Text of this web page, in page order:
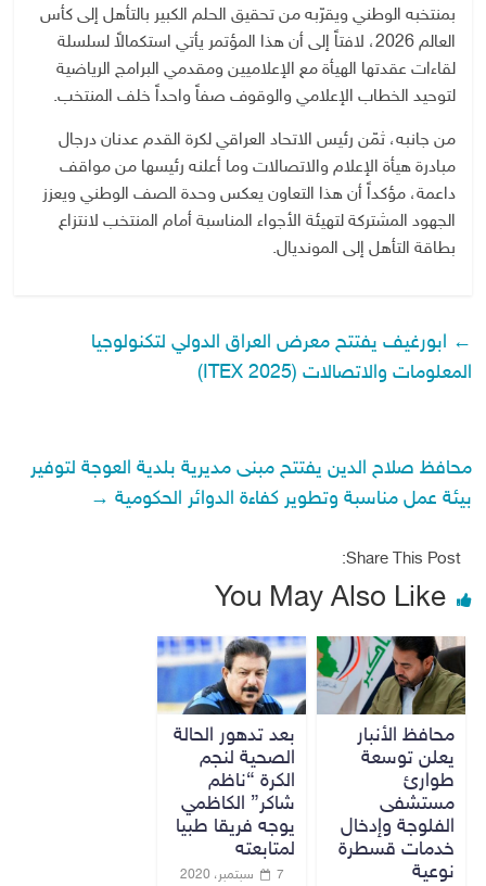
بمنتخبه الوطني ويقرّبه من تحقيق الحلم الكبير بالتأهل إلى كأس
العالم 2026، لافتاً إلى أن هذا المؤتمر يأتي استكمالاً لسلسلة
لقاءات عقدتها الهيأة مع الإعلاميين ومقدمي البرامج الرياضية
لتوحيد الخطاب الإعلامي والوقوف صفاً واحداً خلف المنتخب.
من جانبه، ثمّن رئيس الاتحاد العراقي لكرة القدم عدنان درجال
مبادرة هيأة الإعلام والاتصالات وما أعلنه رئيسها من مواقف
داعمة، مؤكداً أن هذا التعاون يعكس وحدة الصف الوطني ويعزز
الجهود المشتركة لتهيئة الأجواء المناسبة أمام المنتخب لانتزاع
بطاقة التأهل إلى المونديال.
← ابورغيف يفتتح معرض العراق الدولي لتكنولوجيا
المعلومات والاتصالات (ITEX 2025)
محافظ صلاح الدين يفتتح مبنى مديرية بلدية العوجة لتوفير
بيئة عمل مناسبة وتطوير كفاءة الدوائر الحكومية →
Share This Post:
You May Also Like
محافظ الأنبار
يعلن توسعة
طوارئ
مستشفى
الفلوجة وإدخال
خدمات قسطرة
نوعية
بعد تدهور الحالة
الصحية لنجم
الكرة “ناظم
شاكر” الكاظمي
يوجه فريقا طبيا
لمتابعته
7 سبتمبر، 2020